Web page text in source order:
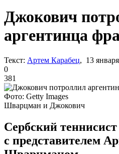
Джокович
аргентинца
Текст: Артем Карабец, 13
0
381
Фото: Getty Images
Шварцман и Джокович
Сербский
с представителем